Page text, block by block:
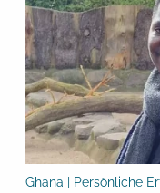
Ghana | Persönliche